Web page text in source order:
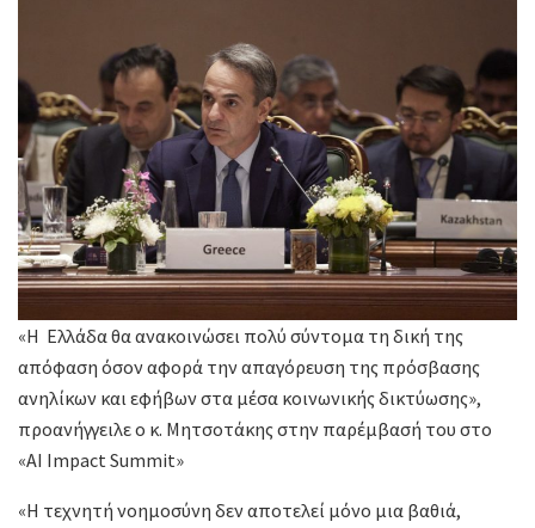
«Η Ελλάδα θα ανακοινώσει πολύ σύντομα τη δική της
απόφαση όσον αφορά την απαγόρευση της πρόσβασης
ανηλίκων και εφήβων στα μέσα κοινωνικής δικτύωσης»,
προανήγγειλε ο κ. Μητσοτάκης στην παρέμβασή του στο
«AI Impact Summit»
«Η τεχνητή νοημοσύνη δεν αποτελεί μόνο μια βαθιά,